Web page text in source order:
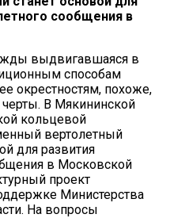
сообщения в
выдвигавшаяся в
способам
окрестностям, похоже,
черты. В Мякининской
кольцевой
вертолетный
для развития
в Московской
проект
Министерства
На вопросы